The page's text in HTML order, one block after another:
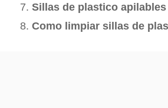
Sillas de plastico apilables
Como limpiar sillas de